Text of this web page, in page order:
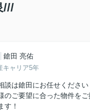
///
鎗田 亮佑
キャリア5年
談は鎗田にお任せください
のご要望に合った物件を
す！